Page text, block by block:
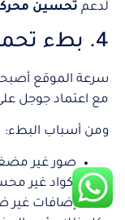
لدعم تحسين
4. بطء تحميل المتجر
سرعة الموقع
مع اعتماد جوجل
ومن أسباب البطء:
صور غير
أكواد غير
إضافات غير